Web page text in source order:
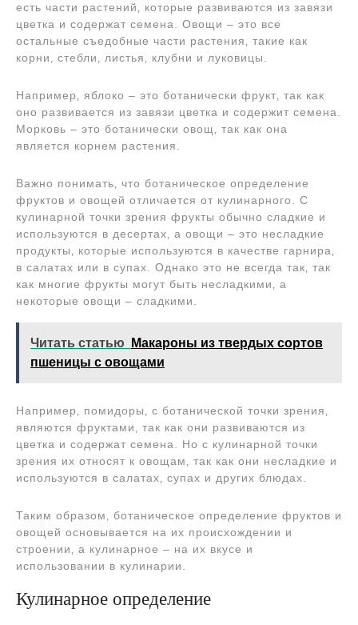
есть части растений‚ которые развиваются из завязи
цветка и содержат семена. Овощи – это все
остальные съедобные части растения‚ такие как
корни‚ стебли‚ листья‚ клубни и луковицы.
Например‚ яблоко – это ботанически фрукт‚ так как
оно развивается из завязи цветка и содержит семена.
Морковь – это ботанически овощ‚ так как она
является корнем растения.
Важно понимать‚ что ботаническое определение
фруктов и овощей отличается от кулинарного. С
кулинарной точки зрения фрукты обычно сладкие и
используются в десертах‚ а овощи – это несладкие
продукты‚ которые используются в качестве гарнира‚
в салатах или в супах. Однако это не всегда так‚ так
как многие фрукты могут быть несладкими‚ а
некоторые овощи – сладкими.
Читать статью
Макароны из твердых сортов
пшеницы с овощами
Например‚ помидоры‚ с ботанической точки зрения‚
являются фруктами‚ так как они развиваются из
цветка и содержат семена. Но с кулинарной точки
зрения их относят к овощам‚ так как они несладкие и
используются в салатах‚ супах и других блюдах.
Таким образом‚ ботаническое определение фруктов и
овощей основывается на их происхождении и
строении‚ а кулинарное – на их вкусе и
использовании в кулинарии.
Кулинарное определение